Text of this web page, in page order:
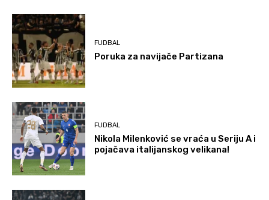
FUDBAL
Poruka za navijače Partizana
FUDBAL
Nikola Milenković se vraća u Seriju A i
pojačava italijanskog velikana!